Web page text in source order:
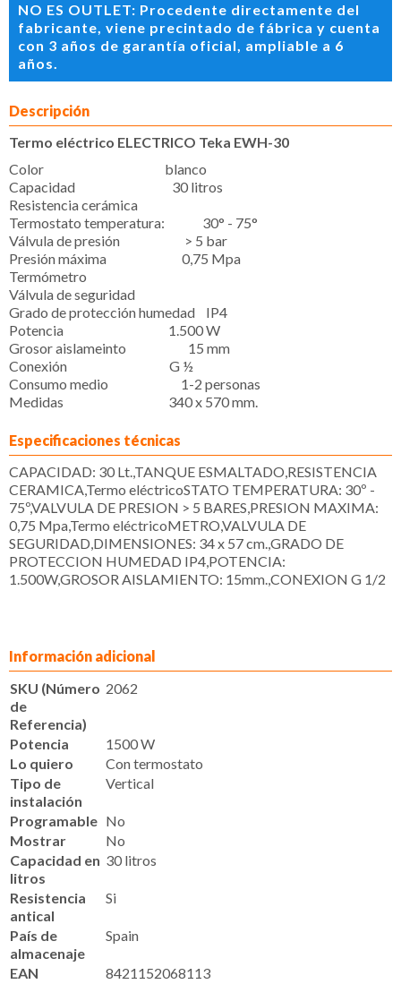
NO ES OUTLET: Procedente directamente del
fabricante, viene precintado de fábrica y cuenta
con 3 años de garantía oficial, ampliable a 6
años.
Descripción
Termo eléctrico ELECTRICO Teka EWH-30
Color blanco
Capacidad 30 litros
Resistencia cerámica
Termostato temperatura: 30° - 75°
Válvula de presión > 5 bar
Presión máxima 0,75 Mpa
Termómetro
Válvula de seguridad
Grado de protección humedad IP4
Potencia 1.500 W
Grosor aislameinto 15 mm
Conexión G ½
Consumo medio 1-2 personas
Medidas 340 x 570 mm.
Especificaciones técnicas
CAPACIDAD: 30 Lt.,TANQUE ESMALTADO,RESISTENCIA
CERAMICA,Termo eléctricoSTATO TEMPERATURA: 30º -
75º,VALVULA DE PRESION > 5 BARES,PRESION MAXIMA:
0,75 Mpa,Termo eléctricoMETRO,VALVULA DE
SEGURIDAD,DIMENSIONES: 34 x 57 cm.,GRADO DE
PROTECCION HUMEDAD IP4,POTENCIA:
1.500W,GROSOR AISLAMIENTO: 15mm.,CONEXION G 1/2
Información adicional
SKU (Número
de
Referencia)
2062
Potencia
1500 W
Lo quiero
Con termostato
Tipo de
instalación
Vertical
Programable No
Mostrar
No
Capacidad en
litros
30 litros
Resistencia
antical
Si
País de
almacenaje
Spain
EAN 8421152068113